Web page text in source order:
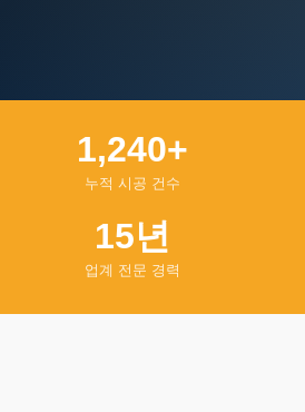
1,240+
누적 시공 건수
15년
업계 전문 경력